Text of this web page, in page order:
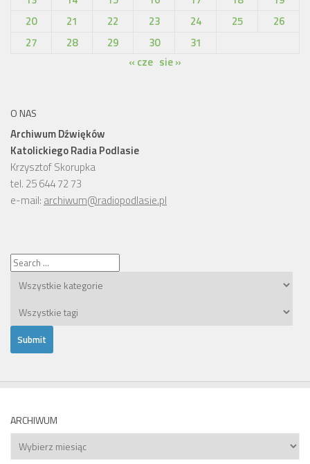
20
21 22 23 24 25
26
27
28 29 30
31
« cze sie »
O NAS
Archiwum Dźwięków
Katolickiego Radia Podlasie
Krzysztof Skorupka
tel. 25 644 72 73
e-mail: archiwum@radiopodlasie.pl
ARCHIWUM
Archiwum